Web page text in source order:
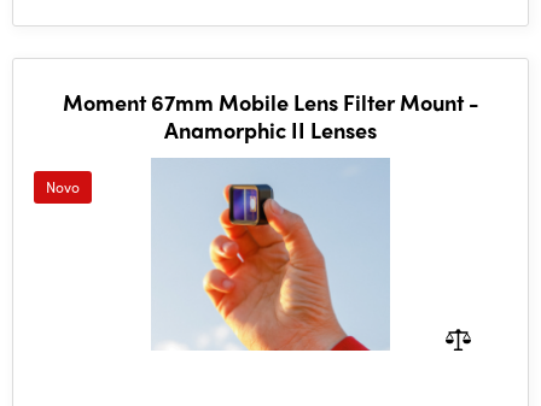
Moment 67mm Mobile Lens Filter Mount -
Anamorphic II Lenses
Novo